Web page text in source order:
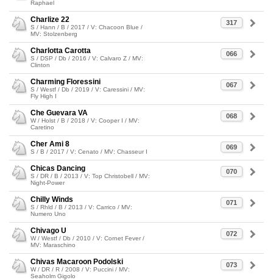
Raphael
317
Charlize 22
S / Hann / B / 2017 / V: Chacoon Blue /
MV: Stolzenberg
066
Charlotta Carotta
S / DSP / Db / 2016 / V: Calvaro Z / MV:
Clinton
067
Charming Floressini
S / Westf / Db / 2019 / V: Caressini / MV:
Fly High I
068
Che Guevara VA
W / Holst / B / 2018 / V: Cooper I / MV:
Caretino
069
Cher Ami 8
S / B / 2017 / V: Cenato / MV: Chasseur I
070
Chicas Dancing
S / DR / B / 2013 / V: Top Christobell / MV:
Night-Power
071
Chilly Winds
S / Rhld / B / 2013 / V: Carrico / MV:
Numero Uno
072
Chivago U
W / Westf / Db / 2010 / V: Cornet Fever /
MV: Maraschino
073
Chivas Macaroon Podolski
W / DR / R / 2008 / V: Puccini / MV:
Seaholm Gigolo